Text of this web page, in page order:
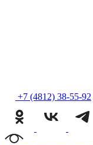
+7 (4812) 38-55-92